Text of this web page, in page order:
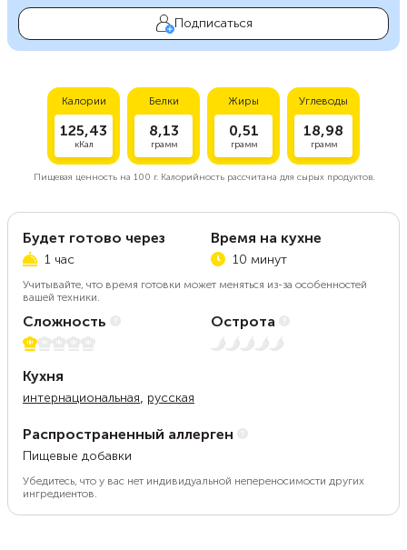
Подписаться
Калории
125,43
кКал
Белки
8,13
грамм
Жиры
0,51
грамм
Углеводы
18,98
грамм
Пищевая ценность на 100 г.Калорийность рассчитана для сырых продуктов.
Будет готово через
1 час
Время на кухне
10 минут
Учитывайте, что время готовки может меняться из-за особенностей
вашей техники.
Сложность
1 из 5
Острота
Нет остроты
Кухня
интернациональная, русская
Распространенный аллерген
Пищевые добавки
Убедитесь, что у вас нет индивидуальной непереносимости других
ингредиентов.